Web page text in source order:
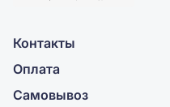
Контакты
Оплата
Самовывоз